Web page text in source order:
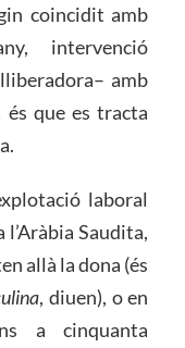
coincidit amb
intervenció
amb
és que es tracta
laboral
Saudita,
allà la dona (és
, diuen), o en
a cinquanta